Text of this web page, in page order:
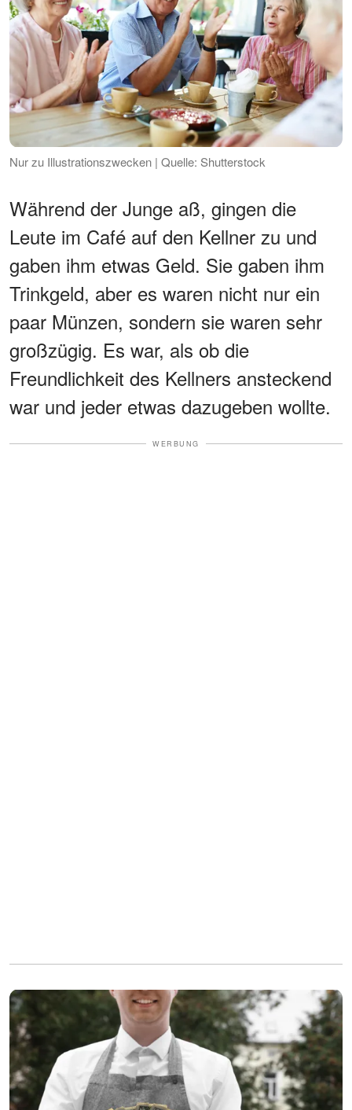
Nur zu Illustrationszwecken | Quelle: Shutterstock
Während der Junge aß, gingen die
Leute im Café auf den Kellner zu und
gaben ihm etwas Geld. Sie gaben ihm
Trinkgeld, aber es waren nicht nur ein
paar Münzen, sondern sie waren sehr
großzügig. Es war, als ob die
Freundlichkeit des Kellners ansteckend
war und jeder etwas dazugeben wollte.
WERBUNG